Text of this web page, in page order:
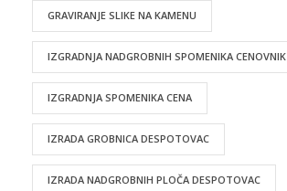
GRAVIRANJE SLIKE NA KAMENU
IZGRADNJA NADGROBNIH SPOMENIKA CENOVNIK
IZGRADNJA SPOMENIKA CENA
IZRADA GROBNICA DESPOTOVAC
IZRADA NADGROBNIH PLOČA DESPOTOVAC